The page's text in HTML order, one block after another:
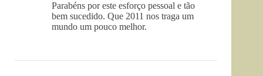
Parabéns por este esforço pessoal e tão
bem sucedido. Que 2011 nos traga um
mundo um pouco melhor.